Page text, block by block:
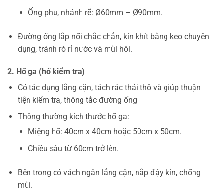
Ống phụ, nhánh rẽ: Ø60mm – Ø90mm.
Đường ống lắp nối chắc chắn, kín khít bằng keo chuyên
dụng, tránh rò rỉ nước và mùi hôi.
2. Hố ga (hố kiểm tra)
Có tác dụng lắng cặn, tách rác thải thô và giúp thuận
tiện kiểm tra, thông tắc đường ống.
Thông thường kích thước hố ga:
Miệng hố: 40cm x 40cm hoặc 50cm x 50cm.
Chiều sâu từ 60cm trở lên.
Bên trong có vách ngăn lắng cặn, nắp đậy kín, chống
mùi.